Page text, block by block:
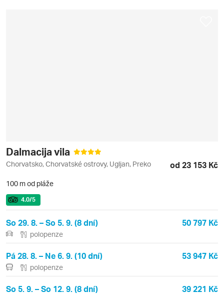
Dalmacija vila
Chorvatsko, Chorvatské ostrovy, Ugljan, Preko od 23 153 Kč
100 m od pláže
4.0/5
So 29. 8. – So 5. 9. (8 dní) 50 797 Kč
polopenze
Pá 28. 8. – Ne 6. 9. (10 dní) 53 947 Kč
polopenze
So 5. 9. – So 12. 9. (8 dní) 39 221 Kč